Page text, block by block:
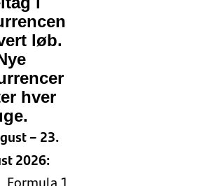
løb.
hver
– 23.
2026:
Formula 1